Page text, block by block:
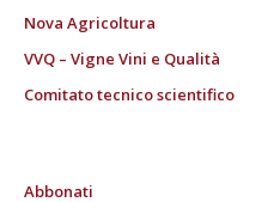
Nova Agricoltura
VVQ – Vigne Vini e Qualità
Comitato tecnico scientifico
Abbonati